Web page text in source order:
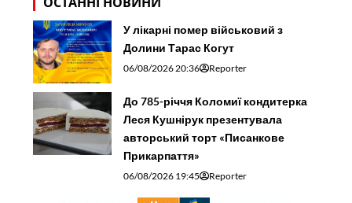
У лікарні помер військовий з
Долини Тарас Когут
06/08/2026 20:36 Reporter
До 785-річчя Коломиї кондитерка
Леся Кушнірук презентувала
авторський торт «Писанкове
Прикарпаття»
06/08/2026 19:45 Reporter